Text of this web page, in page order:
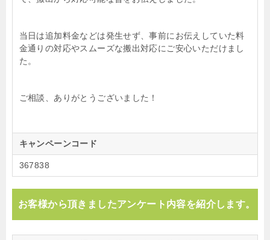
当日は追加料金などは発生せず、事前にお伝えしていた料
金通りの対応やスムーズな搬出対応にご安心いただけまし
た。
ご相談、ありがとうございました！
キャンペーンコード
367838
お客様から頂きましたアンケート内容を紹介します。